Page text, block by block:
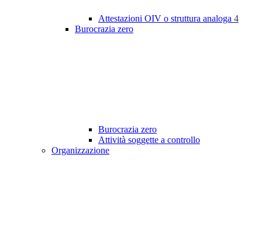
Attestazioni OIV o struttura analoga 4
Burocrazia zero
Burocrazia zero
Attività soggette a controllo
Organizzazione